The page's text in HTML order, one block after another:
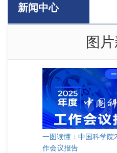
新闻中心
图
一图读懂：中国科学院
作会议报告